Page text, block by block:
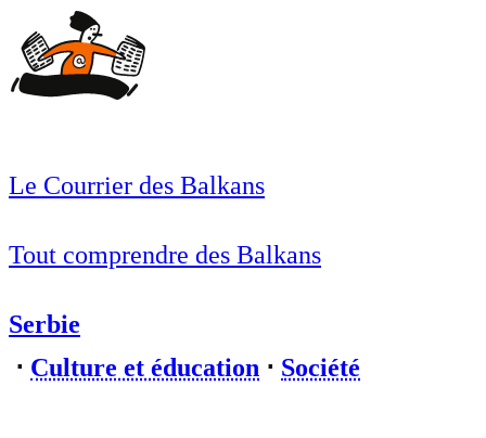
Le Courrier des Balkans
Tout comprendre des Balkans
Serbie
⋅ Culture et éducation ⋅ Société